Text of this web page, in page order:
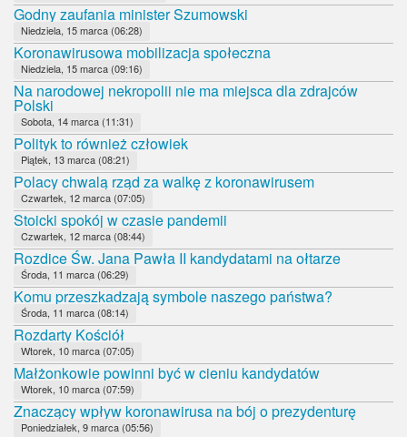
Godny zaufania minister Szumowski
Niedziela, 15 marca (06:28)
Koronawirusowa mobilizacja społeczna
Niedziela, 15 marca (09:16)
Na narodowej nekropolii nie ma miejsca dla zdrajców
Polski
Sobota, 14 marca (11:31)
Polityk to również człowiek
Piątek, 13 marca (08:21)
Polacy chwalą rząd za walkę z koronawirusem
Czwartek, 12 marca (07:05)
Stoicki spokój w czasie pandemii
Czwartek, 12 marca (08:44)
Rozdice Św. Jana Pawła II kandydatami na ołtarze
Środa, 11 marca (06:29)
Komu przeszkadzają symbole naszego państwa?
Środa, 11 marca (08:14)
Rozdarty Kościół
Wtorek, 10 marca (07:05)
Małżonkowie powinni być w cieniu kandydatów
Wtorek, 10 marca (07:59)
Znaczący wpływ koronawirusa na bój o prezydenturę
Poniedziałek, 9 marca (05:56)